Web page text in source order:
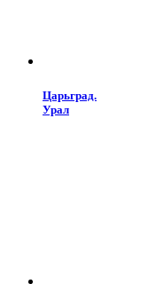
Царьград.
Урал